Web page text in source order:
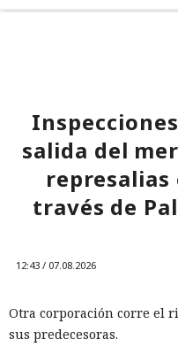
salida del
represalias
través de
12:43 / 07.08.2026
Otra corporación corre el
sus predecesoras.